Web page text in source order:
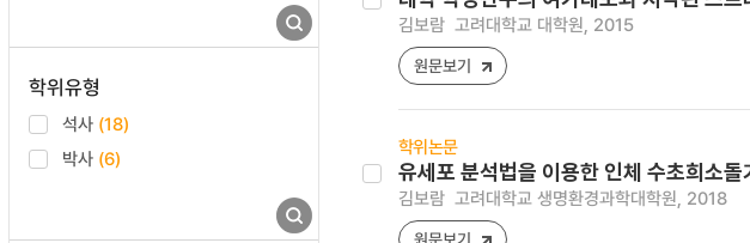
학위유형
석사 (18)
박사 (6)
김보람 고려대학교 대학원, 2015
원문보기
학위논문
유세포 분석법을 이용한 인체 수초희소
김보람 고려대학교 생명환경과학대학원, 2018